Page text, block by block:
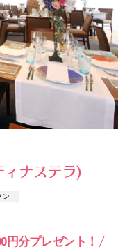
ナステラ)
ン
円分プレゼント！